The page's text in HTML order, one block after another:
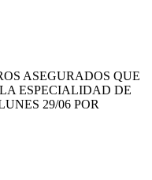
ASEGURADOS QUE
ESPECIALIDAD DE
29/06 POR